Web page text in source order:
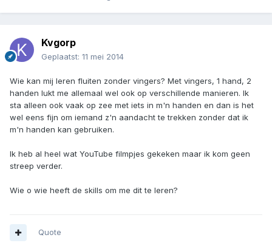
Kvgorp
Geplaatst: 11 mei 2014
Wie kan mij leren fluiten zonder vingers? Met vingers, 1 hand, 2
handen lukt me allemaal wel ook op verschillende manieren. Ik
sta alleen ook vaak op zee met iets in m'n handen en dan is het
wel eens fijn om iemand z'n aandacht te trekken zonder dat ik
m'n handen kan gebruiken.
Ik heb al heel wat YouTube filmpjes gekeken maar ik kom geen
streep verder.
Wie o wie heeft de skills om me dit te leren?
Quote